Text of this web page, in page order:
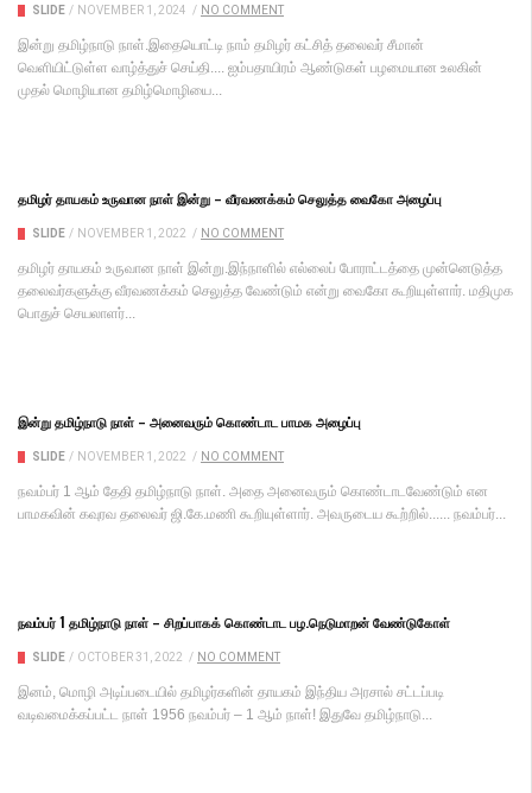
SLIDE / NOVEMBER 1, 2024 / NO COMMENT
இன்று தமிழ்நாடு நாள்.இதையொட்டி நாம் தமிழர் கட்சித் தலைவர் சீமான்
வெளியிட்டுள்ள வாழ்த்துச் செய்தி.... ஐம்பதாயிரம் ஆண்டுகள் பழமையான உலகின்
முதல் மொழியான தமிழ்மொழியை...
தமிழர் தாயகம் உருவான நாள் இன்று – வீரவணக்கம் செலுத்த வைகோ அழைப்பு
SLIDE / NOVEMBER 1, 2022 / NO COMMENT
தமிழர் தாயகம் உருவான நாள் இன்று.இந்நாளில் எல்லைப் போராட்டத்தை முன்னெடுத்த
தலைவர்களுக்கு வீரவணக்கம் செலுத்த வேண்டும் என்று வைகோ கூறியுள்ளார். மதிமுக
பொதுச் செயலாளர்...
இன்று தமிழ்நாடு நாள் – அனைவரும் கொண்டாட பாமக அழைப்பு
SLIDE / NOVEMBER 1, 2022 / NO COMMENT
நவம்பர் 1 ஆம் தேதி தமிழ்நாடு நாள். அதை அனைவரும் கொண்டாடவேண்டும் என
பாமகவின் கவுரவ தலைவர் ஜி.கே.மணி கூறியுள்ளார். அவருடைய கூற்றில்...... நவம்பர்...
நவம்பர் 1 தமிழ்நாடு நாள் – சிறப்பாகக் கொண்டாட பழ.நெடுமாறன் வேண்டுகோள்
SLIDE / OCTOBER 31, 2022 / NO COMMENT
இனம், மொழி அடிப்படையில் தமிழர்களின் தாயகம் இந்திய அரசால் சட்டப்படி
வடிவமைக்கப்பட்ட நாள் 1956 நவம்பர் – 1 ஆம் நாள்! இதுவே தமிழ்நாடு...